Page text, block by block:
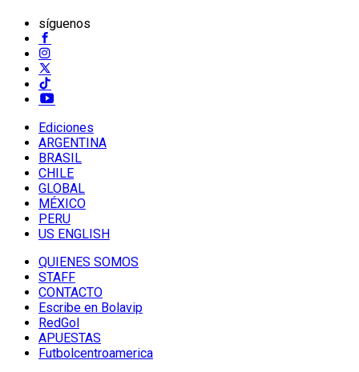
síguenos
Ediciones
ARGENTINA
BRASIL
CHILE
GLOBAL
MÉXICO
PERU
US ENGLISH
QUIENES SOMOS
STAFF
CONTACTO
Escribe en Bolavip
RedGol
APUESTAS
Futbolcentroamerica